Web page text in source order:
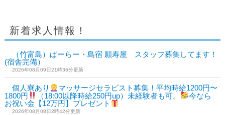
新着求人情報！
（竹富島）ぱーらー・島宿 願寿屋 スタッフ募集してます！
(宿舎完備）
2026年08月09日21時36分更新
個人寮あり
マッサージセラピスト募集！平均時給1200円〜
1800円
（18:00以降時給250円up）未経験者も可。
今なら
お祝い金【12万円】プレゼント
2026年08月08日2時42分更新